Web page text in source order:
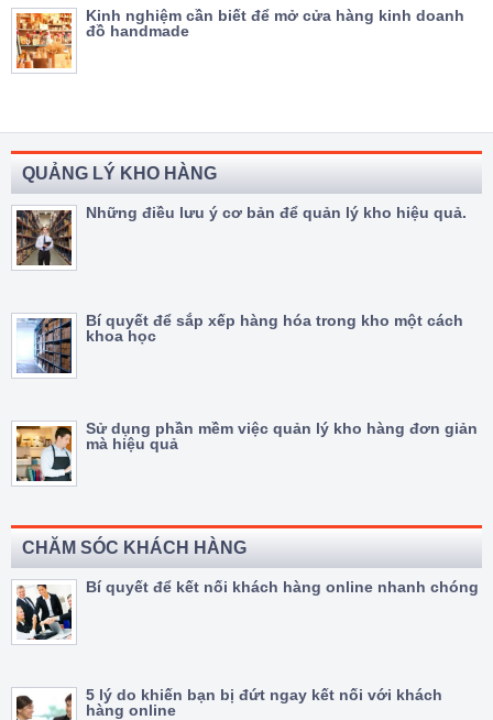
Kinh nghiệm cần biết để mở cửa hàng kinh doanh
đồ handmade
QUẢNG LÝ KHO HÀNG
Những điều lưu ý cơ bản để quản lý kho hiệu quả.
Bí quyết để sắp xếp hàng hóa trong kho một cách
khoa học
Sử dụng phần mềm việc quản lý kho hàng đơn giản
mà hiệu quả
CHĂM SÓC KHÁCH HÀNG
Bí quyết để kết nối khách hàng online nhanh chóng
5 lý do khiến bạn bị đứt ngay kết nối với khách
hàng online